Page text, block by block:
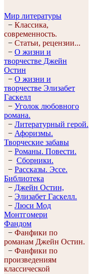
Мир литературы
− Классика,
современность.
− Статьи, рецензии...
− О жизни и
творчестве Джейн
Остин
− О жизни и
творчестве Элизабет
Гaскелл
− Уголок любовного
романа.
− Литературный герой.
− Афоризмы.
Творческие забавы
− Романы. Повести.
− Сборники.
− Рассказы. Эссe.
Библиотека
− Джейн Остин,
− Элизабет Гaскелл.
− Люси Мод
Монтгомери
Фандом
− Фанфики по
романам Джейн Остин.
− Фанфики по
произведениям
классической